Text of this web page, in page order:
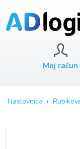
Moj račun
Naslovnica ›